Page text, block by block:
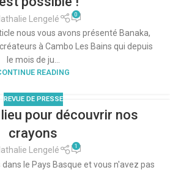
Lengelé 0
nous vous avons présenté Banaka,
à Cambo Les Bains qui depuis
le mois de ju...
READING
REVUE DE PRESSE
pour découvrir nos
crayons
Lengelé 1
le Pays Basque et vous n'avez pas